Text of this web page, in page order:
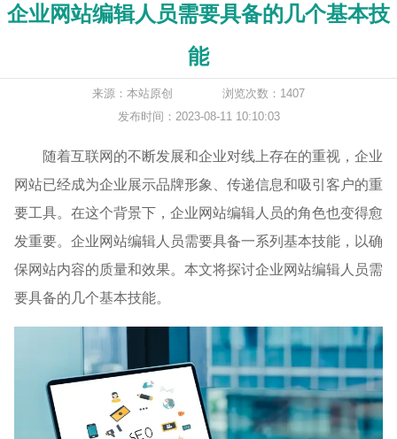
企业网站编辑人员需要具备的几个基本技
能
来源：本站原创
浏览次数：1407
发布时间：2023-08-11 10:10:03
随着互联网的不断发展和企业对线上存在的重视，企业
网站已经成为企业展示品牌形象、传递信息和吸引客户的重
要工具。在这个背景下，企业网站编辑人员的角色也变得愈
发重要。企业网站编辑人员需要具备一系列基本技能，以确
保网站内容的质量和效果。本文将探讨企业网站编辑人员需
要具备的几个基本技能。